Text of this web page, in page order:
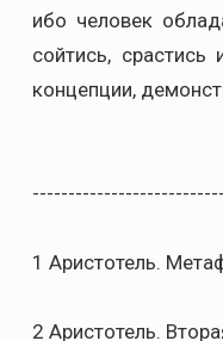
ибо человек
сойтись,
концепции,
1 Аристотель.
2 Аристотель.